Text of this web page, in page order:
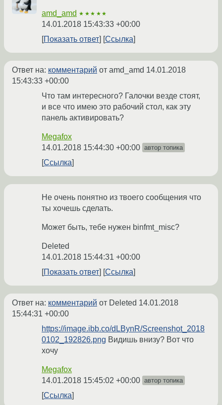
amd_amd ★★★★★
14.01.2018 15:43:33 +00:00
Показать ответ
Ссылка
Ответ на: комментарий от amd_amd 14.01.2018
15:43:33 +00:00
Что там интересного? Галочки везде стоят,
и все что имею это рабочий стол, как эту
панель активировать?
Megafox
14.01.2018 15:44:30 +00:00 автор топика
Ссылка
Не очень понятно из твоего сообщения что
ты хочешь сделать.
Может быть, тебе нужен binfmt_misc?
Deleted
14.01.2018 15:44:31 +00:00
Показать ответ
Ссылка
Ответ на: комментарий от Deleted 14.01.2018
15:44:31 +00:00
https://image.ibb.co/dLBynR/Screenshot_2018
0102_192826.png Видишь внизу? Вот что
хочу
Megafox
14.01.2018 15:45:02 +00:00 автор топика
Ссылка